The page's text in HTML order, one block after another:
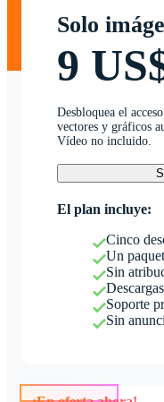
Solo
9
Desbloquea el
vectores y gráficos
Vídeo no incluido.
El plan incluye:
Cinco
Un
Sin
Soporte
Sin